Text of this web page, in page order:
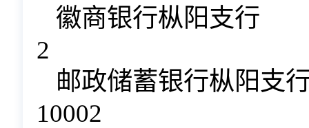
徽商银行枞阳
2
邮政储蓄银行枞阳
10002